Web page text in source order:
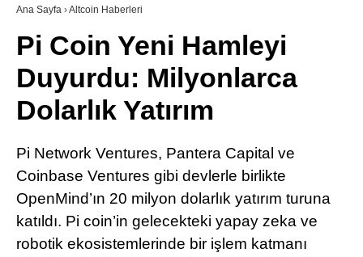
Youtube
TikTok
LinkedIn
Telegram
SÖZLÜK
Ana Sayfa ›Altcoin Haberleri
Pi Coin Yeni Hamleyi
Duyurdu: Milyonlarca
Dolarlık Yatırım
Pi Network Ventures, Pantera Capital ve
Coinbase Ventures gibi devlerle birlikte
OpenMind’ın 20 milyon dolarlık yatırım turuna
katıldı. Pi coin’in gelecekteki yapay zeka ve
robotik ekosistemlerinde bir işlem katmanı